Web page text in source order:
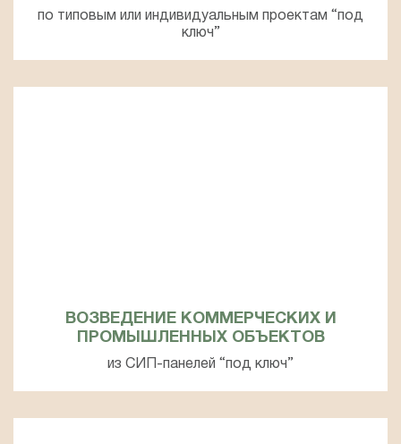
по типовым или индивидуальным проектам “под
ключ”
ВОЗВЕДЕНИЕ КОММЕРЧЕСКИХ И
ПРОМЫШЛЕННЫХ ОБЪЕКТОВ
из СИП-панелей “под ключ”